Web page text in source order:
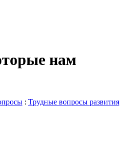
нам
: Трудные вопросы развития